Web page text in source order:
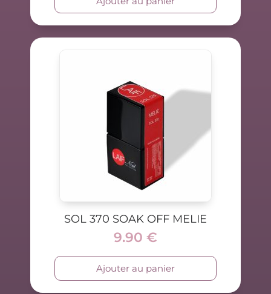
SOL 370 SOAK OFF MELIE
9.90 €
Ajouter au panier